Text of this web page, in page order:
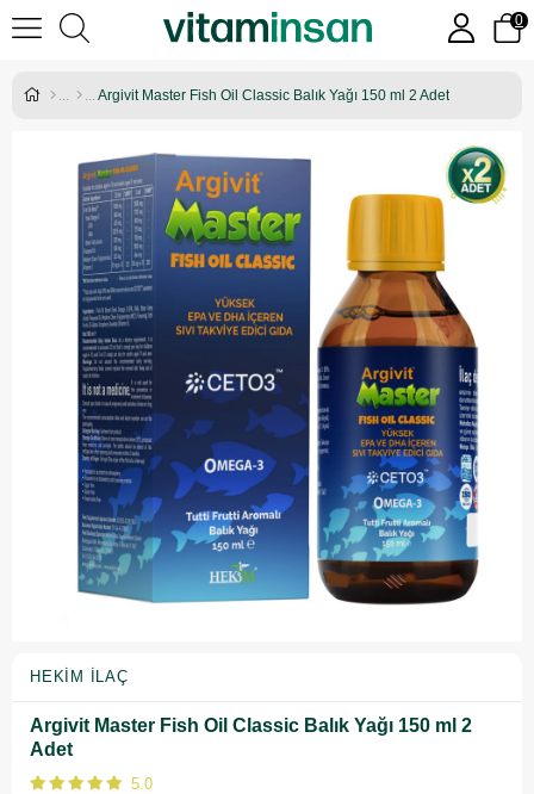
0
Argivit Master Fish Oil Classic Balık Yağı 150 ml 2 Adet
HEKIM İLAÇ
Argivit Master Fish Oil Classic Balık Yağı 150 ml 2
Adet
5.0